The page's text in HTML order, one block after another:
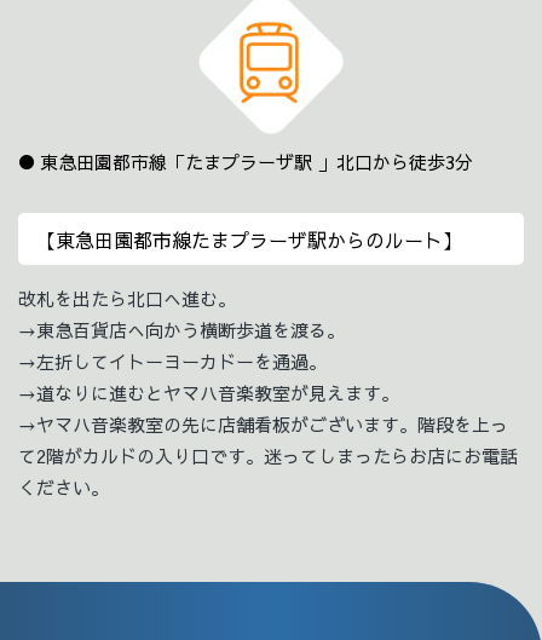
東急田園都市線「たまプラーザ駅 」北口から徒歩3分
【東急田園都市線たまプラーザ駅からのルート】
改札を出たら北口へ進む。
→東急百貨店へ向かう横断歩道を渡る。
→左折してイトーヨーカドーを通過。
→道なりに進むとヤマハ音楽教室が見えます。
→ヤマハ音楽教室の先に店舗看板がございます。階段を上っ
て2階がカルドの入り口です。迷ってしまったらお店にお電話
ください。